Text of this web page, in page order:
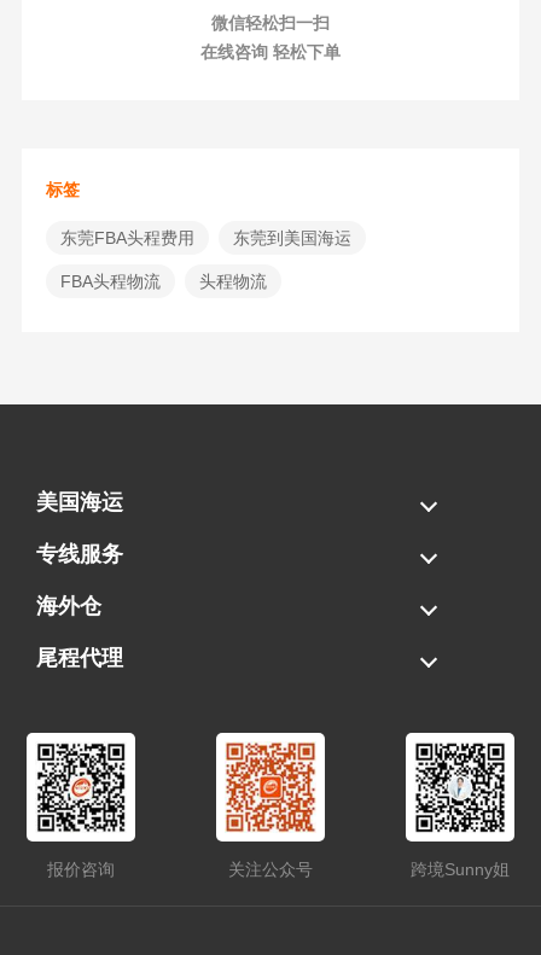
微信轻松扫一扫
在线咨询 轻松下单
标签
东莞FBA头程费用 东莞到美国海运
FBA头程物流 头程物流
美国海运
海运拼柜
海运整柜
美国海卡
加拿大海运
专线服务
FBA专线直送
超大件专线
AWD专线
电池专线
海外仓
一件代发
FBA中转
贴标换标
拆柜/存储
尾程代理
报价咨询 关注公众号 跨境Sunny姐